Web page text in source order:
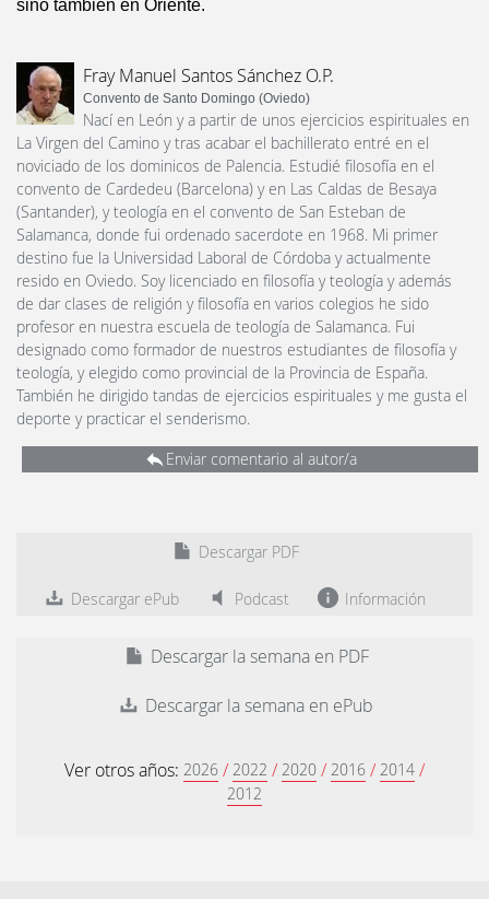
sino también en Oriente.
Fray Manuel Santos Sánchez O.P.
Convento de Santo Domingo (Oviedo)
Nací en León y a partir de unos ejercicios espirituales en
La Virgen del Camino y tras acabar el bachillerato entré en el
noviciado de los dominicos de Palencia. Estudié filosofía en el
convento de Cardedeu (Barcelona) y en Las Caldas de Besaya
(Santander), y teología en el convento de San Esteban de
Salamanca, donde fui ordenado sacerdote en 1968. Mi primer
destino fue la Universidad Laboral de Córdoba y actualmente
resido en Oviedo. Soy licenciado en filosofía y teología y además
de dar clases de religión y filosofía en varios colegios he sido
profesor en nuestra escuela de teología de Salamanca. Fui
designado como formador de nuestros estudiantes de filosofía y
teología, y elegido como provincial de la Provincia de España.
También he dirigido tandas de ejercicios espirituales y me gusta el
deporte y practicar el senderismo.
Enviar comentario al autor/a
Descargar PDF
Descargar ePub Podcast Información
Descargar la semana en PDF
Descargar la semana en ePub
Ver otros años: 2026 / 2022 / 2020 / 2016 / 2014 /
2012